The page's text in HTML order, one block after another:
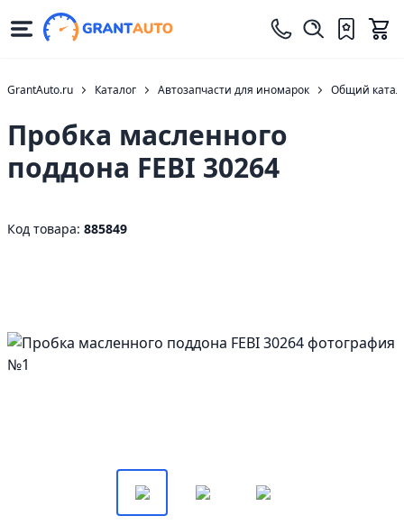
GrantAuto.ru Каталог Автозапчасти для иномарок Общий
Пробка масленного
поддона FEBI 30264
Код товара: 885849